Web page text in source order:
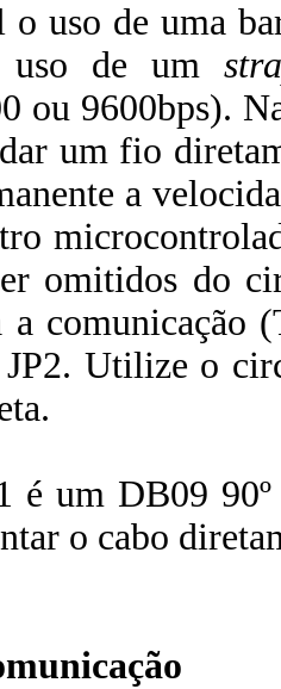
o uso de uma
uso de um
ou 9600bps).
um fio
a
omitidos do
a
JP2. Utilize o
é um DB09
o cabo